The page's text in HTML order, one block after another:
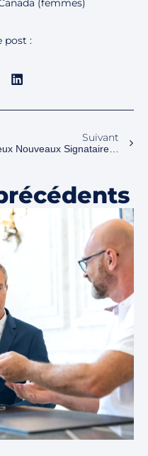
(femmes)
post :
Suivant
Deux Nouveaux Signataires Du Manifeste